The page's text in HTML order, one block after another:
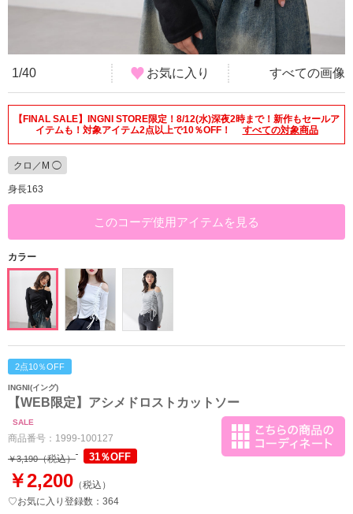
1/40 お気に入り すべての画像
【FINAL SALE】INGNI STORE限定！8/12(水)深夜2時まで！新作もセールア
イテムも！対象アイテム2点以上で10％OFF！
すべての対象商品
クロ／M ◯
身長163
このコーデ使用アイテムを見る
カラー
2点10％OFF
INGNI(イング)
【WEB限定】アシメドロストカットソー
SALE
商品番号： 1999-100127
￥3,190（税込） 31％OFF
￥2,200 （税込）
♡お気に入り登録数：364